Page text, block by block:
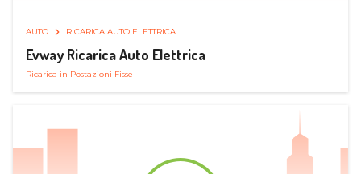
AUTO RICARICA AUTO ELETTRICA
Evway Ricarica Auto Elettrica
Ricarica in Postazioni Fisse